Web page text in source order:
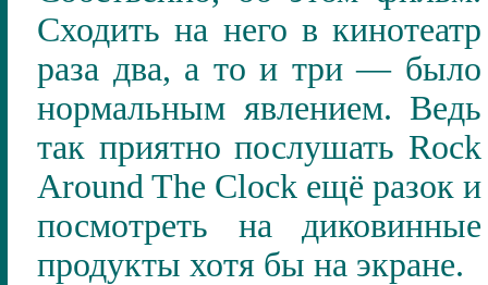
Сходить на него в кинотеатр
раза два, а то и три — было
нормальным явлением. Ведь
так приятно послушать Rock
Around The Clock ещё разок и
посмотреть на диковинные
продукты хотя бы на экране.